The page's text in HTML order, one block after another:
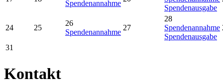
Spendenannahme
Spendenausgabe
24 25
26
Spendenannahme
27
28
Spendenannahme
Spendenausgabe
31
Kontakt